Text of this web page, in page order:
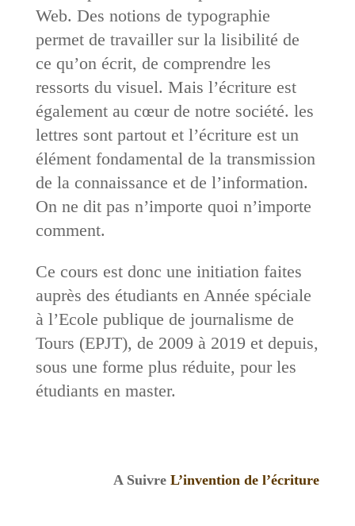
Web. Des notions de typographie
permet de travailler sur la lisibilité de
ce qu’on écrit, de comprendre les
ressorts du visuel. Mais l’écriture est
également au cœur de notre société. les
lettres sont partout et l’écriture est un
élément fondamental de la transmission
de la connaissance et de l’information.
On ne dit pas n’importe quoi n’importe
comment.
Ce cours est donc une initiation faites
auprès des étudiants en Année spéciale
à l’Ecole publique de journalisme de
Tours (EPJT), de 2009 à 2019 et depuis,
sous une forme plus réduite, pour les
étudiants en master.
A SuivreL’invention de l’écriture